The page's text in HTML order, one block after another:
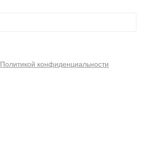
Политикой конфиденциальности